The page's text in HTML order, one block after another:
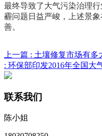
最终导致了大气污染治理
霾问题日益严峻，上述景
善。
上一篇 : 土壤修复市场有多
: 环保部印发2016年全国大
联系我们
陈小姐